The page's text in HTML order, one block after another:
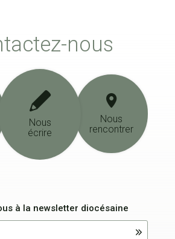
nous
Nous
écrire
Nous
rencontrer
à la newsletter diocésaine